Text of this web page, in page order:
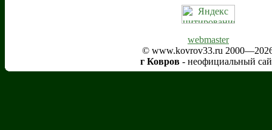
webmaster
© www.kovrov33.ru
г Ковров - неофициальный